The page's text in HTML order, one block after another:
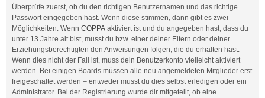
Überprüfe zuerst, ob du den richtigen Benutzernamen und das richtige
Passwort eingegeben hast. Wenn diese stimmen, dann gibt es zwei
Möglichkeiten. Wenn COPPA aktiviert ist und du angegeben hast, dass du
unter 13 Jahre alt bist, musst du bzw. einer deiner Eltern oder deiner
Erziehungsberechtigten den Anweisungen folgen, die du erhalten hast.
Wenn dies nicht der Fall ist, muss dein Benutzerkonto vielleicht aktiviert
werden. Bei einigen Boards müssen alle neu angemeldeten Mitglieder erst
freigeschaltet werden – entweder musst du dies selbst erledigen oder ein
Administrator. Bei der Registrierung wurde dir mitgeteilt, ob eine